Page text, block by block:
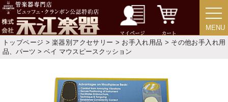
マイページ カート
MENU
MENU
トップページ >楽器別アクセサリー > お手入れ用品 > その他お手入れ用
品、パーツ > ベイ マウスピースクッション
価格・ランキングで探す
初級・中級・上級で探す
永江楽器人気コンテンツ